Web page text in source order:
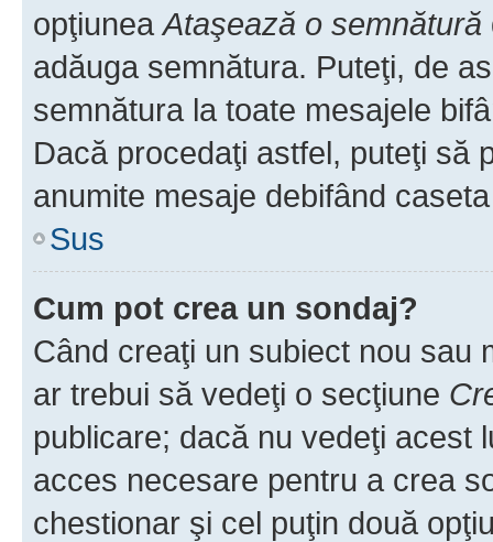
opţiuneaAtaşează o semnătură
adăuga semnătura. Puteţi, de
semnătura la toate mesajele
Dacă procedaţi astfel, puteţi să
anumite mesaje debifând
Sus
Cum pot crea un sondaj?
Când creaţi un subiect nou sau
ar trebui să vedeţi o secţiune
publicare; dacă nu vedeţi acest
acces necesare pentru a crea
chestionar şi cel puţin două